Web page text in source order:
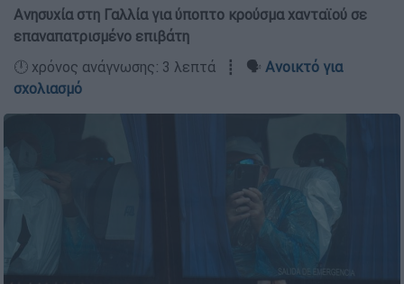
Ανησυχία στη Γαλλία για ύποπτο κρούσμα χανταϊού σε
επαναπατρισμένο επιβάτη
🕛 χρόνος ανάγνωσης: 3 λεπτά ┋ 🗣️ Ανοικτό για
σχολιασμό